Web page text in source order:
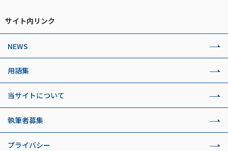
サイト内リンク
NEWS
用語集
当サイトについて
執筆者募集
プライバシー